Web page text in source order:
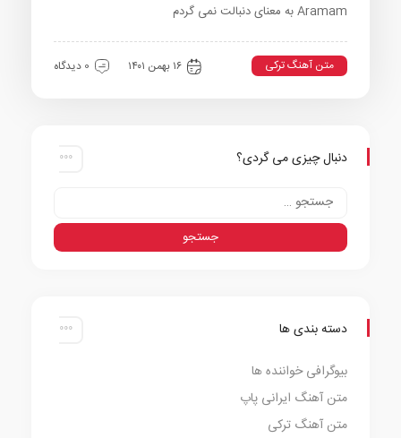
Aramam به معنای دنبالت نمی گردم
متن آهنگ ترکی ۱۶ بهمن ۱۴۰۱ 0 دیدگاه
دنبال چیزی می گردی؟
دسته بندی ها
بیوگرافی خواننده ها
متن آهنگ ایرانی پاپ
متن آهنگ ترکی